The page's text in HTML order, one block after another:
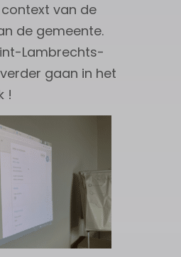
van de
de gemeente.
Lambrechts-
gaan in het
!